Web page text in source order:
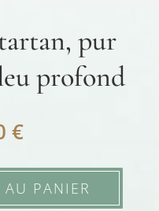
pur
profond
€
AU PANIER